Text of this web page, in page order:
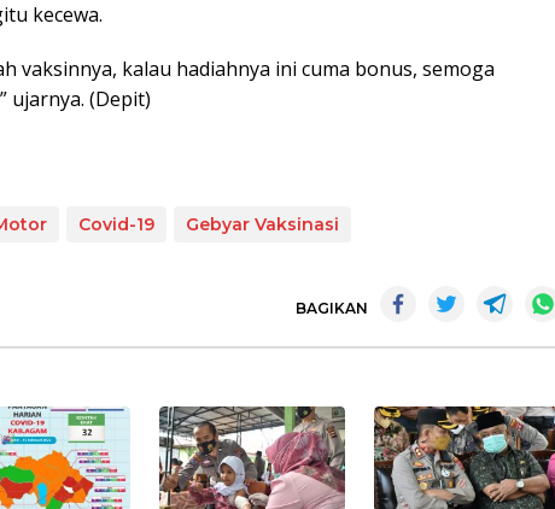
kecewa.
vaksinnya, kalau hadiahnya ini cuma bonus, semoga
ujarnya. (Depit)
Covid-19 Gebyar Vaksinasi
BAGIKAN